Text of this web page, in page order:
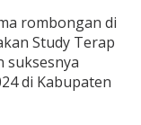
rombongan di
Study Terap
suksesnya
di Kabupaten